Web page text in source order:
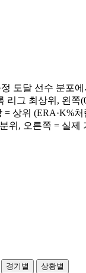
도달 선수 분포에
리그 최상위, 왼쪽
= 상위 (ERA·K%
위, 오른쪽 = 실
경기별 상황별